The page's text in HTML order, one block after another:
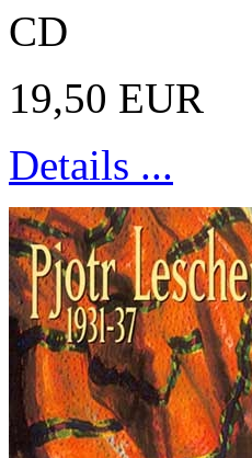
CD
19,50 EUR
Details ...